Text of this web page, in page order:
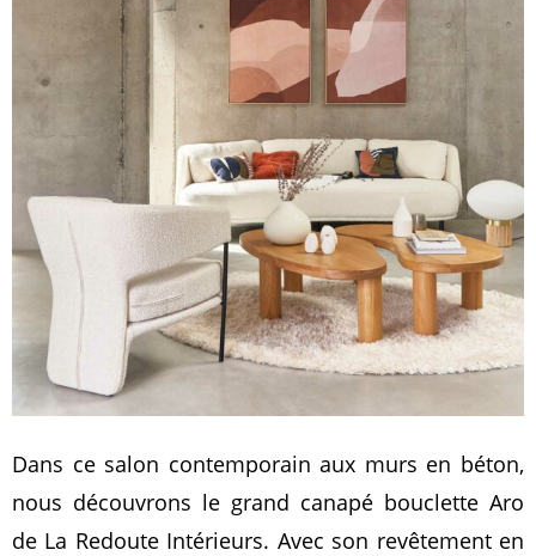
Dans ce salon contemporain aux murs en béton,
nous découvrons le grand canapé bouclette Aro
de La Redoute Intérieurs. Avec son revêtement en